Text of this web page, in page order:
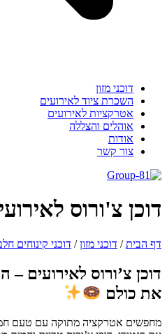
דוכני מזון
השכרת ציוד לאירועים
אטרקציות לאירועים
אוהלים והצללה
אודות
צור קשר
צ'ורוס
הבית/דוכני מזון/דוכני קינוחים חלבי
צ’ורוס לאירועים –
כולם
אטרקציה מתוקה עם טעם חמים